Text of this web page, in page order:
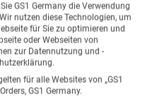
17
GS1 Germany die Verwendung
nutzen diese Technologien, um
für Sie zu optimieren und
oder Webseiten von
zur Datennutzung und -
für alle Websites von „GS1
GS1 Germany.